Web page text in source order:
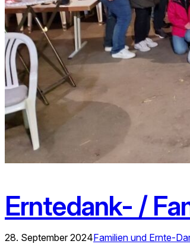
Erntedank- /
28. September 2024Familien und Ernte-